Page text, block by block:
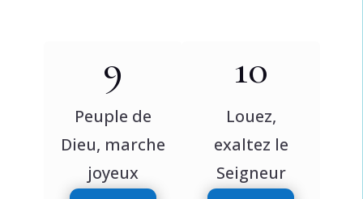
9
Peuple de
Dieu, marche
joyeux
10
Louez,
exaltez le
Seigneur